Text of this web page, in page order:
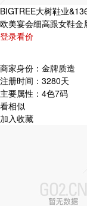
BIGTREE大树鞋业
欧美宴会细高跟女鞋
登录看价
商家身份： 金牌质造
注册时间： 3280天
主要属性： 4色7码
看相似
加入收藏